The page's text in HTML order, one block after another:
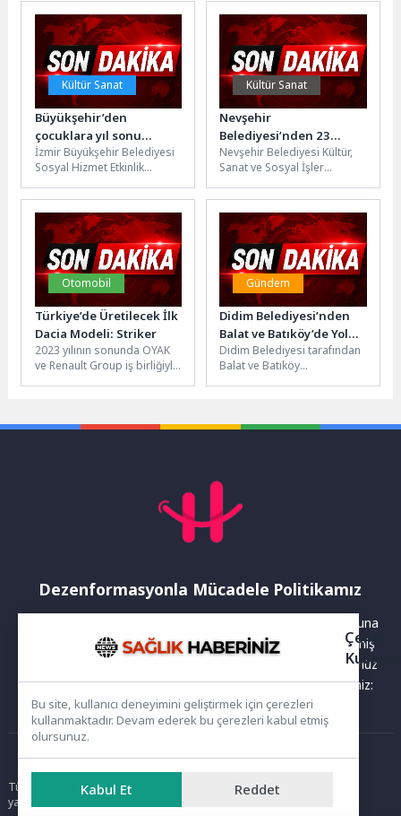
68 yaşındaki...
İstanbul Opera...
Kültür Sanat
Büyükşehir’den
çocuklara yıl sonu
şenliği
İzmir Büyükşehir Belediyesi
Sosyal Hizmet Etkinlik
çocuklar, Tarihi Havagazı
Fabrikası’nda düzenlenen
yıl...
Kültür Sanat
Nevşehir
Belediyesi’nden 23
Nisan’a Özel Anne-Çocuk
Etkinliği
Nevşehir Belediyesi Kültür,
Sanat ve Sosyal İşler
merkezi tarafından 23 Nisan
Ulusal...
Otomobil
Türkiye’de Üretilecek İlk
Dacia Modeli: Striker
2023 yılının sonunda OYAK
ve Renault Group iş birliğiyle
Gündem
Didim Belediyesi’nden
Balat ve Batıköy’de Yol
Çalışması
Didim Belediyesi tarafından
Balat ve Batıköy
çalışmalar kapsamında...
Dezenformasyonla Mücadele Politikamız
Yayınlanan haberler doğruluk ilkesi gözetilerek hazırlanır. Buna
rağmen bazı içeriklerde eksik, hatalı veya güncelliğini yitirmiş
bilgiler bulunabilir.Yanlış veya yanıltıcı olduğunu düşündüğünüz
haberleri aşağıdaki iletişim kanallarından bize bildirebilirsiniz:
Ana Sayfa
Tüm hakları saklıdır. Sitede yer alan içerikler izinsiz kopyalanamaz,
yayımlanamaz ve kullanılamaz.
Çerez
Bu site, kullanıcı deneyimini geliştirmek için çerezleri
kullanmaktadır. Devam ederek bu çerezleri kabul etmiş
olursunuz.
Kabul Et Reddet